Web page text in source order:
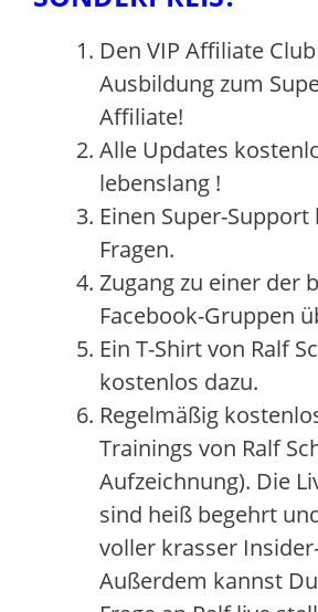
Den VIP Affiliate
Ausbildung zum
Affiliate!
Alle Updates
lebenslang !
Einen Super-Support
Fragen.
Zugang zu einer der
Facebook-Gruppen
Ein T-Shirt von Ralf
kostenlos dazu.
Regelmäßig
Trainings von Ralf
Aufzeichnung). Die
sind heiß begehrt
voller krasser
Außerdem kannst